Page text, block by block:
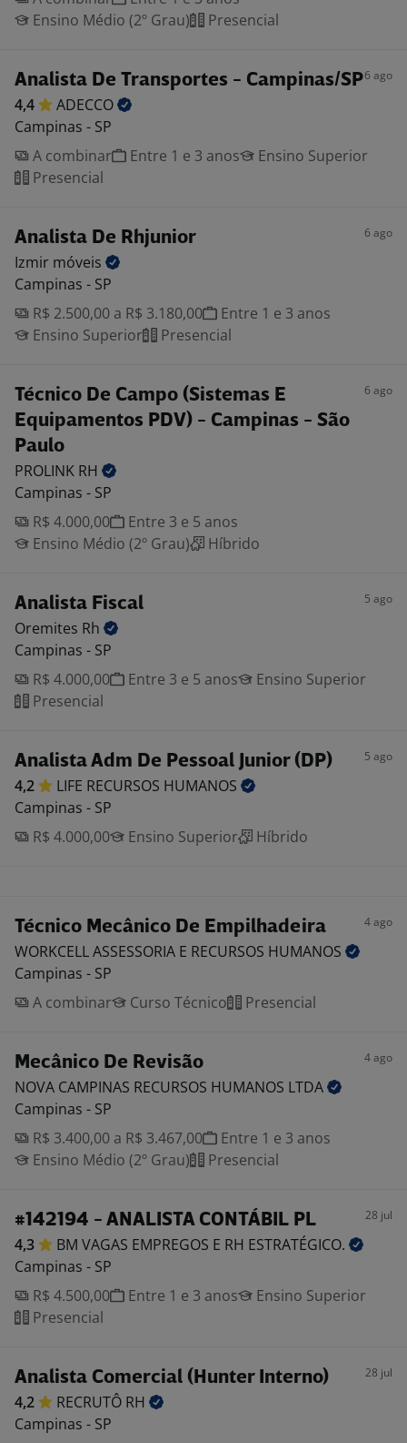
Ensino Médio (2º Grau)
Presencial
Analista De Transportes - Campinas/SP6 ago
4,4
ADECCO
Campinas - SP
A combinar
Entre 1 e 3 anos
Ensino Superior
Presencial
Analista De Rhjunior 6 ago
Izmir móveis
Campinas - SP
R$ 2.500,00 a R$ 3.180,00
Entre 1 e 3 anos
Ensino Superior
Presencial
Técnico De Campo (Sistemas E
Equipamentos PDV) - Campinas - São
Paulo
6 ago
PROLINK RH
Campinas - SP
R$ 4.000,00
Entre 3 e 5 anos
Ensino Médio (2º Grau)
Híbrido
Analista Fiscal 5 ago
Oremites Rh
Campinas - SP
R$ 4.000,00
Entre 3 e 5 anos
Ensino Superior
Presencial
Analista Adm De Pessoal Junior (DP) 5 ago
4,2 LIFE RECURSOS HUMANOS
Campinas - SP
R$ 4.000,00
Ensino Superior Híbrido
Técnico Mecânico De Empilhadeira 4 ago
WORKCELL ASSESSORIA E RECURSOS HUMANOS
Campinas - SP
A combinar
Curso Técnico Presencial
Mecânico De Revisão 4 ago
NOVA CAMPINAS RECURSOS HUMANOS LTDA
Campinas - SP
R$ 3.400,00 a R$ 3.467,00
Entre 1 e 3 anos
Ensino Médio (2º Grau)
Presencial
#142194 - ANALISTA CONTÁBIL PL 28 jul
4,3 BM VAGAS EMPREGOS E RH ESTRATÉGICO.
Campinas - SP
R$ 4.500,00
Entre 1 e 3 anos
Ensino Superior
Presencial
Analista Comercial (Hunter Interno) 28 jul
4,2 RECRUTÔ RH
Campinas - SP